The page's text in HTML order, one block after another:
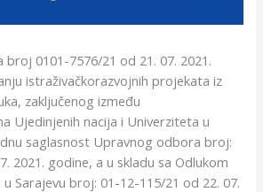
0101-7576/21 od 21. 07. 2021.
istraživačkorazvojnih projekata iz
zaključenog između
Ujedinjenih nacija i Univerziteta u
saglasnost Upravnog odbora broj:
2021. godine, a u skladu sa Odlukom
Sarajevu broj: 01-12-115/21 od 22. 07.